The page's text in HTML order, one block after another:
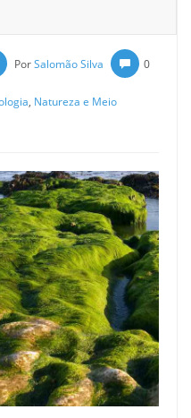
PorSalomão Silva 0
, Natureza e Meio